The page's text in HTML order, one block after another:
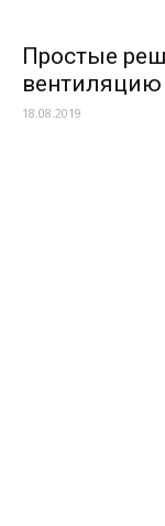
Простые
вентиляцию
18.08.2019